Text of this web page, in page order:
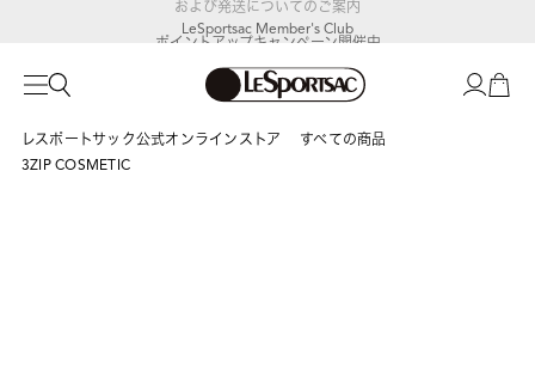
LeSportsac Member's Club
ポイントアップキャンペーン開催中
レスポートサック公式オンラインストア
すべての商品
3ZIP COSMETIC